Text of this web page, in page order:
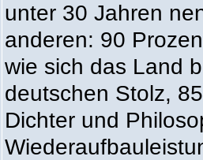
unter 30 Jahren
anderen: 90
wie sich das Land
deutschen Stolz,
Dichter und